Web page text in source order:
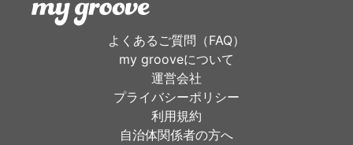
よくあるご質問（FAQ）
my grooveについて
運営会社
プライバシーポリシー
利用規約
自治体関係者の方へ